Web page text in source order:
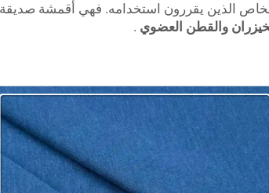
الذين يقررون استخدامه. فهي أقمشة صديقة
والقطن العضوي .